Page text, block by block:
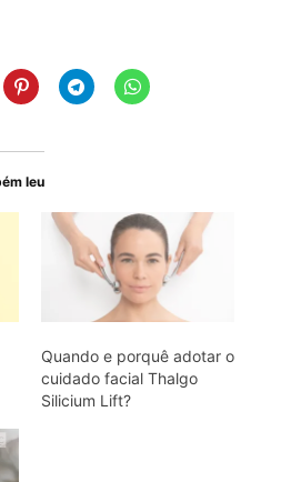
leu
Quando e porquê adotar o
cuidado facial Thalgo
Silicium Lift?